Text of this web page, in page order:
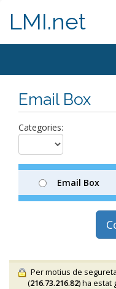
LMI.net
Email Box
Categories:
Email Box
Per motius de
(216.73.216.82) ha estat